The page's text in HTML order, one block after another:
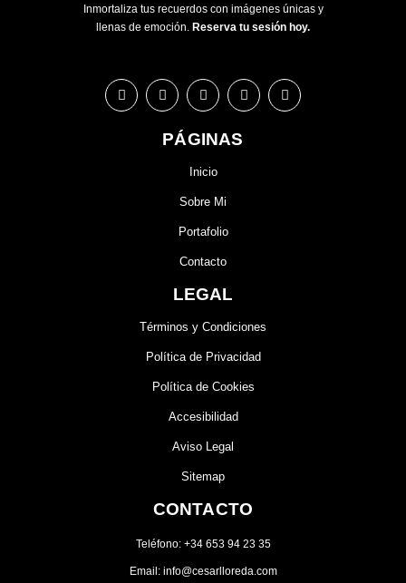
Inmortaliza tus recuerdos con imágenes únicas y
llenas de emoción. Reserva tu sesión hoy.
PÁGINAS
Inicio
Sobre Mi
Portafolio
Contacto
LEGAL
Términos y Condiciones
Política de Privacidad
Política de Cookies
Accesibilidad
Aviso Legal
Sitemap
CONTACTO
Teléfono: +34 653 94 23 35
Email: info@cesarlloreda.com